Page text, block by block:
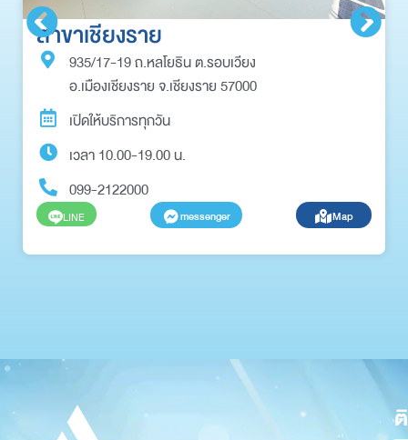
สาขาเชียงราย
935/17-19 ถ.หลโยธิน ต.รอบเวียง
อ.เมืองเชียงราย จ.เชียงราย 57000
เปิดให้บริการทุกวัน
เวลา 10.00-19.00 น.
099-2122000
LINE messenger Map